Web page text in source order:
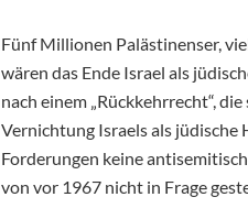
Fünf Millionen Palästinenser,
wären das Ende Israel als
nach einem „Rückkehrrecht“,
Vernichtung Israels als jüdische
Forderungen keine
von vor 1967 nicht in Frage